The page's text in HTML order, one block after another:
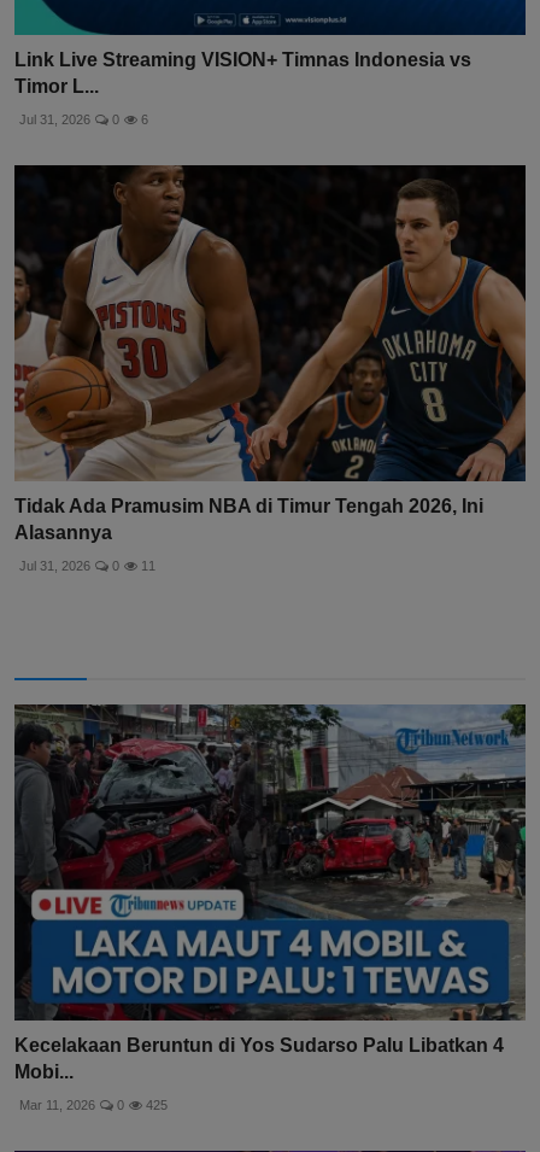
Link Live Streaming VISION+ Timnas Indonesia vs
Timor L...
Jul 31, 2026 0 6
Tidak Ada Pramusim NBA di Timur Tengah 2026, Ini
Alasannya
Jul 31, 2026 0 11
Kecelakaan Beruntun di Yos Sudarso Palu Libatkan 4
Mobi...
Mar 11, 2026 0 425